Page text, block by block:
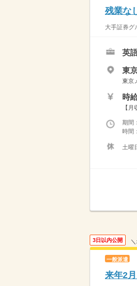
残業な
大手証券グ
英
東
東京
時
【
期間
時間
土曜
3日以内公開
一般派遣
来年2